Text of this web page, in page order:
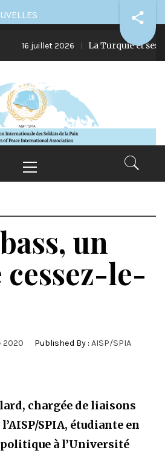
16 juillet 2026 La Turquie et ses
Menu
un
le-
2020 Published By : AISP/SPIA
chargée de liaisons
SPIA, étudiante en
à l’Université